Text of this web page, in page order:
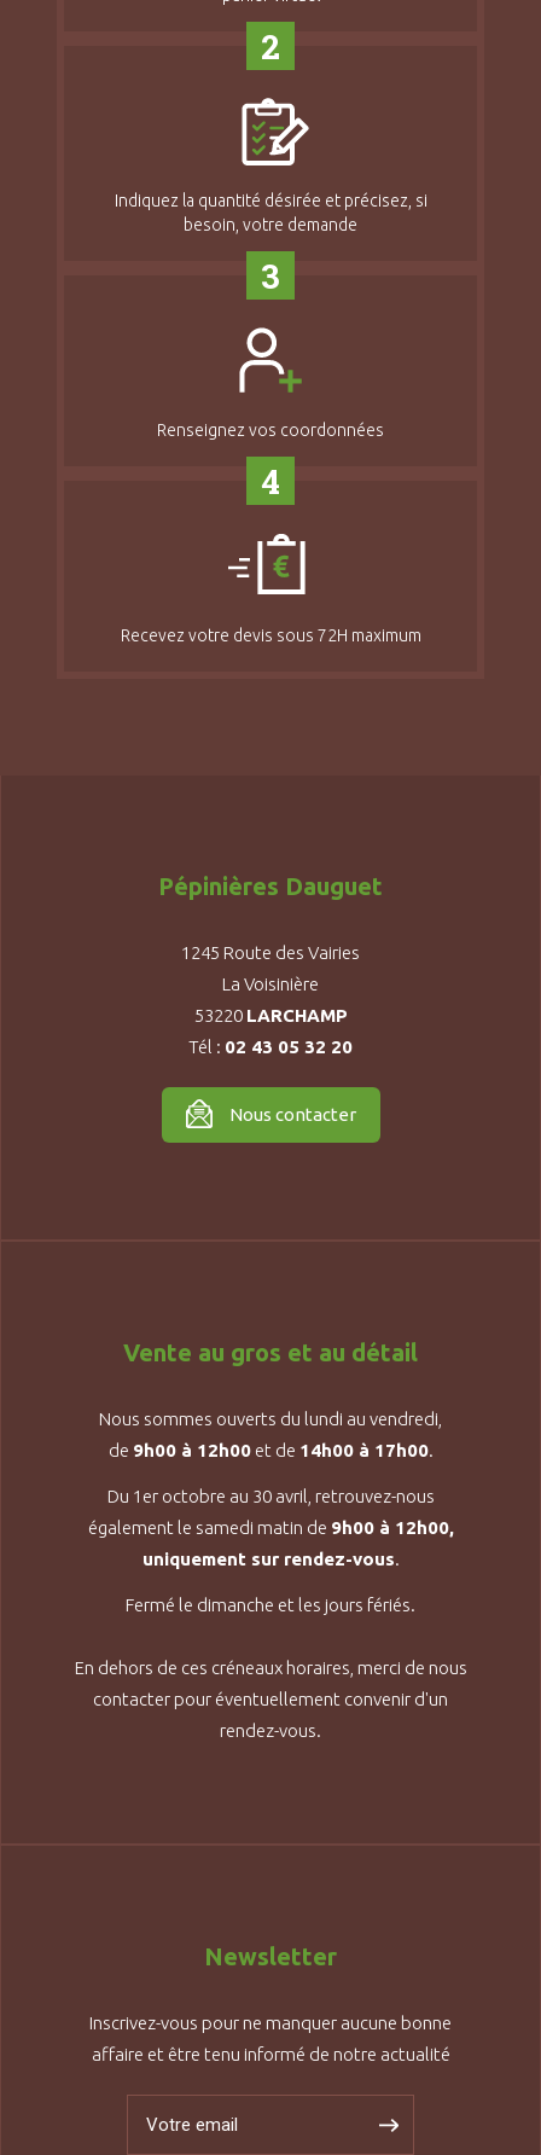
2
Indiquez la quantité désirée et précisez, si
besoin, votre demande
3
Renseignez vos coordonnées
4
Recevez votre devis sous 72H maximum
Pépinières Dauguet
1245 Route des Vairies
La Voisinière
53220 LARCHAMP
Tél : 02 43 05 32 20
Nous contacter
Vente au gros et au détail
Nous sommes ouverts du lundi au vendredi,
de 9h00 à 12h00et de 14h00 à 17h00.
Du 1er octobre au 30 avril, retrouvez-nous
également le samedi matin de 9h00 à 12h00,
uniquement sur rendez-vous.
Fermé le dimanche et les jours fériés.
En dehors de ces créneaux horaires, merci de nous
contacter pour éventuellement convenir d'un
rendez-vous.
Newsletter
Inscrivez-vous pour ne manquer aucune bonne
affaire et être tenu informé de notre actualité